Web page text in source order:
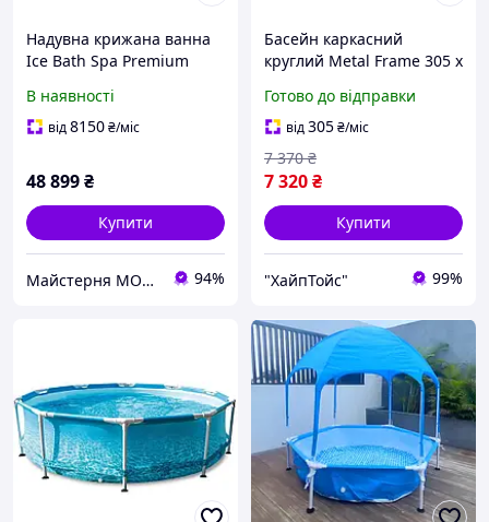
Надувна крижана ванна
Ice Bath Spa Premium
чилером охолодження
води
В наявності
від8150₴/міс
48 899₴
Купити
Майстерня MOKOTOW 94%
Басейн каркасний
круглий Metal Frame 305 x
Готово до відправки
від305₴/міс
7 320₴
7 370 ₴
Купити
"ХайпТойс" 99%